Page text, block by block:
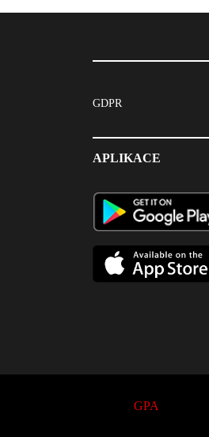
GDPR
APLIKACE
GPA